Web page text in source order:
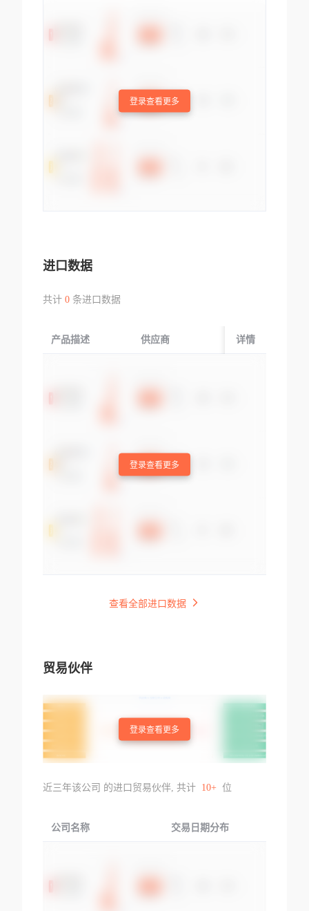
登录查看更多
进口数据
共计 0条进口数据
产品描述 供应商 起运国/地区
详情
登录查看更多
查看全部进口数据
贸易伙伴
登录查看更多
近三年该公司 的进口贸易伙伴, 共计 10+ 位
公司名称 交易日期分布